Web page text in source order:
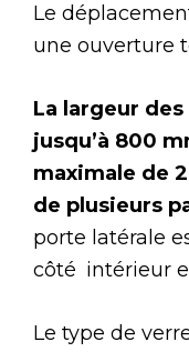
Le
une ouverture
La largeur
jusqu’à 800
maximale de
de plusieurs
porte latérale
côté intérieur
Le type de